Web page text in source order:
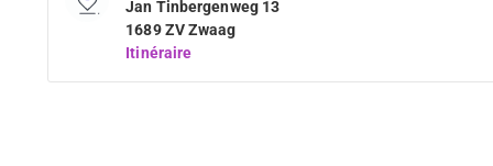
Jan Tinbergenweg 13
1689 ZV Zwaag
Itinéraire